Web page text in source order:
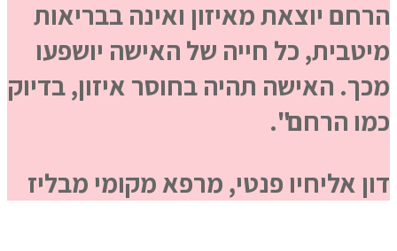
הרחם יוצאת מאיזון ואינה בבריאות
מיטבית, כל חייה של האישה יושפעו
מכך. האישה תהיה בחוסר איזון, בדיוק
כמו הרחם".
דון אליחיו פנטי, מרפא מקומי מבליז